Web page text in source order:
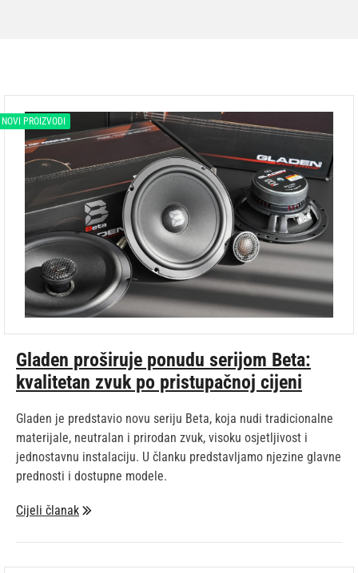
NOVI PROIZVODI
Gladen proširuje ponudu serijom Beta:
kvalitetan zvuk po pristupačnoj cijeni
Gladen je predstavio novu seriju Beta, koja nudi tradicionalne
materijale, neutralan i prirodan zvuk, visoku osjetljivost i
jednostavnu instalaciju. U članku predstavljamo njezine glavne
prednosti i dostupne modele.
Cijeli članak